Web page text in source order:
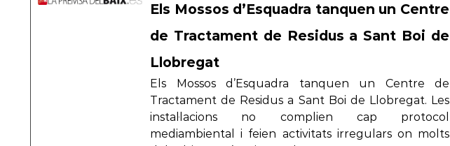
Els Mossos d’Esquadra tanquen un Centre
de Tractament de Residus a Sant Boi de
Llobregat
Els Mossos d’Esquadra tanquen un Centre de
Tractament de Residus a Sant Boi de Llobregat. Les
instal·lacions no complien cap protocol
mediambiental i feien activitats irregulars on molts